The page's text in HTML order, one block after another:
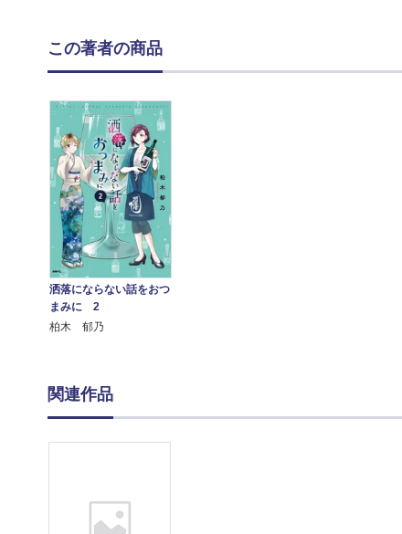
この著者の商品
洒落にならない話をおつ
まみに 2
柏木 郁乃
関連作品